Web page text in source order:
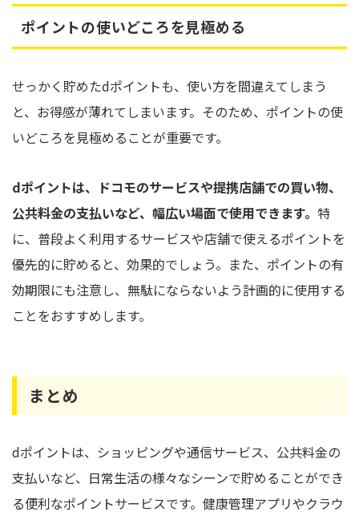
ポイントの使いどころを見極める
せっかく貯めたdポイントも、使い方を間違えてしまう
と、お得感が薄れてしまいます。そのため、ポイントの使
いどころを見極めることが重要です。
dポイントは、ドコモのサービスや提携店舗での買い物、
公共料金の支払いなど、幅広い場面で使用できます。 特
に、普段よく利用するサービスや店舗で使えるポイントを
優先的に貯めると、効果的でしょう。また、ポイントの有
効期限にも注意し、無駄にならないよう計画的に使用する
ことをおすすめします。
まとめ
dポイントは、ショッピングや通信サービス、公共料金の
支払いなど、日常生活の様々なシーンで貯めることができ
る便利なポイントサービスです。健康管理アプリやクラウ